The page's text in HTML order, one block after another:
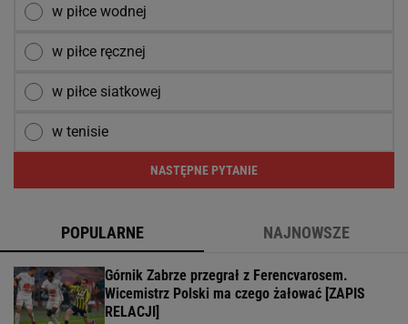
w piłce wodnej
w piłce ręcznej
w piłce siatkowej
w tenisie
NASTĘPNE PYTANIE
POPULARNE NAJNOWSZE
Górnik Zabrze przegrał z Ferencvarosem.
Wicemistrz Polski ma czego żałować [ZAPIS
RELACJI]